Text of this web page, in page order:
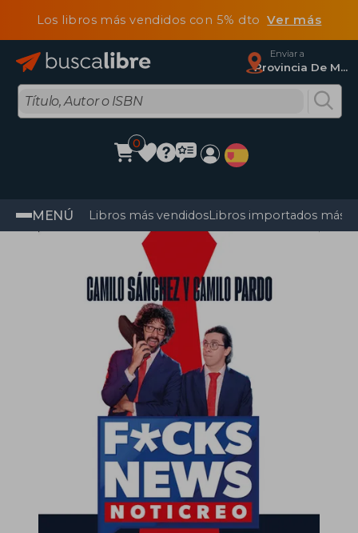
Los libros más vendidos con 5% dtoVer más
Enviar a
Provincia De Madrid
0
MENÚ Libros más vendidosLibros importados más